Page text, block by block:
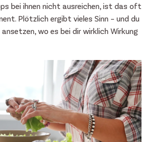
bei ihnen nicht ausreichen, ist das oft
Plötzlich ergibt vieles Sinn – und du
wo es bei dir wirklich Wirkung